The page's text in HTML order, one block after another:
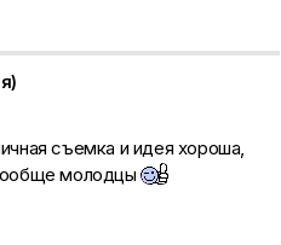
съемка и идея хороша,
молодцы